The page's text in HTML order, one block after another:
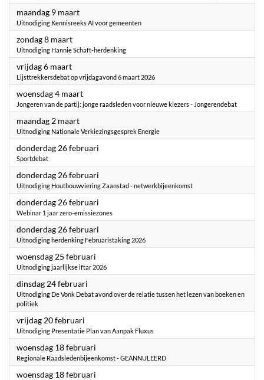
maandag 9 maart2026
Uitnodiging Kennisreeks AI voor gemeenten
zondag 8 maart2026
Uitnodiging Hannie Schaft-herdenking
vrijdag 6 maart2026
Lijsttrekkersdebat op vrijdagavond 6 maart 2026
woensdag 4 maart2026
Jongeren van de partij: jonge raadsleden voor nieuwe kiezers - Jongerendebat
maandag 2 maart2026
Uitnodiging Nationale Verkiezingsgesprek Energie
donderdag 26 februari
Sportdebat
donderdag 26 februari
Uitnodiging Houtbouwviering Zaanstad - netwerkbijeenkomst
donderdag 26 februari
Webinar 1 jaar zero-emissiezones
donderdag 26 februari
Uitnodiging herdenking Februaristaking 2026
woensdag 25 februari
Uitnodiging jaarlijkse iftar 2026
dinsdag 24 februari
Uitnodiging De Vonk Debat avond over de relatie tussen het lezen van boeken en
politiek
vrijdag 20 februari
Uitnodiging Presentatie Plan van Aanpak Fluxus
woensdag 18 februari
Regionale Raadsledenbijeenkomst - GEANNULEERD
woensdag 18 februari